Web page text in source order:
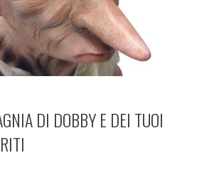
DI DOBBY E DEI TUOI